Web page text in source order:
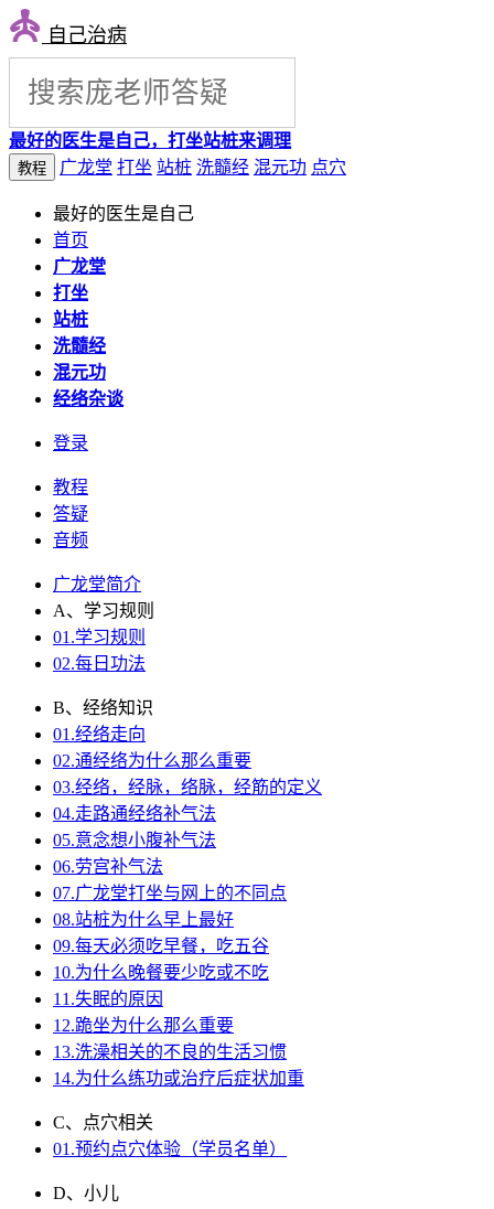
自己治病
最好的医生是自己，打坐站桩来调理
教程 广龙堂 打坐 站桩 洗髓经 混元功 点穴
最好的医生是自己
首页
广龙堂
打坐
站桩
洗髓经
混元功
经络杂谈
登录
教程
答疑
音频
广龙堂简介
A、学习规则
01.学习规则
02.每日功法
B、经络知识
01.经络走向
02.通经络为什么那么重要
03.经络，经脉，络脉，经筋的定义
04.走路通经络补气法
05.意念想小腹补气法
06.劳宫补气法
07.广龙堂打坐与网上的不同点
08.站桩为什么早上最好
09.每天必须吃早餐，吃五谷
10.为什么晚餐要少吃或不吃
11.失眠的原因
12.跪坐为什么那么重要
13.洗澡相关的不良的生活习惯
14.为什么练功或治疗后症状加重
C、点穴相关
01.预约点穴体验（学员名单）
D、小儿